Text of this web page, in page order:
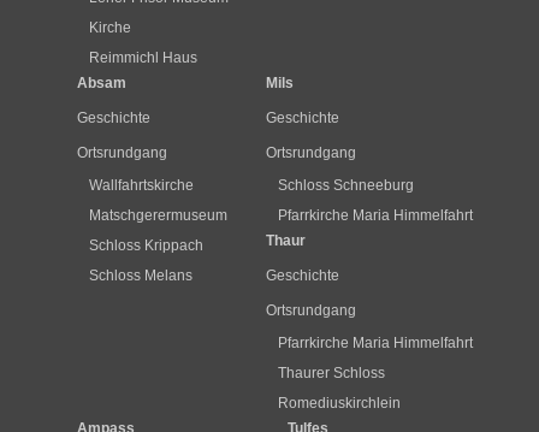
Kirche
Reimmichl Haus
Absam
Geschichte
Ortsrundgang
Wallfahrtskirche
Matschgerermuseum
Schloss Krippach
Schloss Melans
Mils
Geschichte
Ortsrundgang
Schloss Schneeburg
Pfarrkirche Maria Himmelfahrt
Thaur
Geschichte
Ortsrundgang
Pfarrkirche Maria Himmelfahrt
Thaurer Schloss
Romediuskirchlein
Ampass
Tulfes